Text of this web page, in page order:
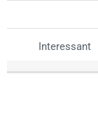
Interessant